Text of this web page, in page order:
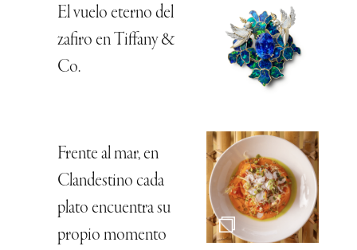
El vuelo eterno del
zafiro en Tiffany &
Co.
Frente al mar, en
Clandestino cada
plato encuentra su
propio momento